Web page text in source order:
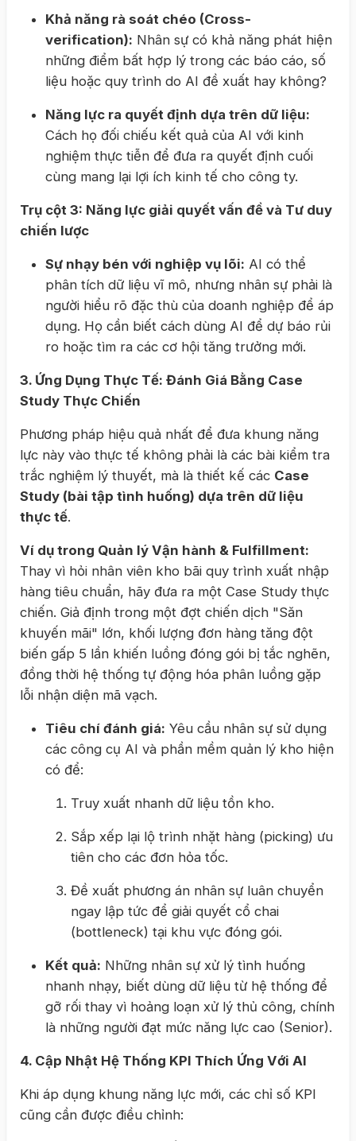
Khả năng rà soát chéo (Cross-
verification): Nhân sự có khả năng phát hiện
những điểm bất hợp lý trong các báo cáo, số
liệu hoặc quy trình do AI đề xuất hay không?
Năng lực ra quyết định dựa trên dữ liệu:
Cách họ đối chiếu kết quả của AI với kinh
nghiệm thực tiễn để đưa ra quyết định cuối
cùng mang lại lợi ích kinh tế cho công ty.
Trụ cột 3: Năng lực giải quyết vấn đề và Tư duy
chiến lược
Sự nhạy bén với nghiệp vụ lõi: AI có thể
phân tích dữ liệu vĩ mô, nhưng nhân sự phải là
người hiểu rõ đặc thù của doanh nghiệp để áp
dụng. Họ cần biết cách dùng AI để dự báo rủi
ro hoặc tìm ra các cơ hội tăng trưởng mới.
3. Ứng Dụng Thực Tế: Đánh Giá Bằng Case
Study Thực Chiến
Phương pháp hiệu quả nhất để đưa khung năng
lực này vào thực tế không phải là các bài kiểm tra
trắc nghiệm lý thuyết, mà là thiết kế các Case
Study (bài tập tình huống) dựa trên dữ liệu
thực tế.
Ví dụ trong Quản lý Vận hành & Fulfillment:
Thay vì hỏi nhân viên kho bãi quy trình xuất nhập
hàng tiêu chuẩn, hãy đưa ra một Case Study thực
chiến. Giả định trong một đợt chiến dịch "Săn
khuyến mãi" lớn, khối lượng đơn hàng tăng đột
biến gấp 5 lần khiến luồng đóng gói bị tắc nghẽn,
đồng thời hệ thống tự động hóa phân luồng gặp
lỗi nhận diện mã vạch.
Tiêu chí đánh giá: Yêu cầu nhân sự sử dụng
các công cụ AI và phần mềm quản lý kho hiện
có để:
Truy xuất nhanh dữ liệu tồn kho.
Sắp xếp lại lộ trình nhặt hàng (picking) ưu
tiên cho các đơn hỏa tốc.
Đề xuất phương án nhân sự luân chuyển
ngay lập tức để giải quyết cổ chai
(bottleneck) tại khu vực đóng gói.
Kết quả: Những nhân sự xử lý tình huống
nhanh nhạy, biết dùng dữ liệu từ hệ thống để
gỡ rối thay vì hoảng loạn xử lý thủ công, chính
là những người đạt mức năng lực cao (Senior).
4. Cập Nhật Hệ Thống KPI Thích Ứng Với AI
Khi áp dụng khung năng lực mới, các chỉ số KPI
cũng cần được điều chỉnh: